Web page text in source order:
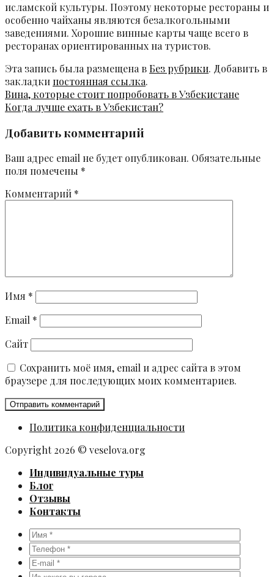
исламской культуры. Поэтому некоторые рестораны и
особенно чайханы являются безалкогольными
заведениями. Хорошие винные карты чаще всего в
ресторанах ориентированных на туристов.
Эта запись была размещена вБез рубрики. Добавить в
закладки постоянная ссылка.
Вина, которые стоит попробовать в Узбекистане
Когда лучше ехать в Узбекистан?
Добавить комментарий
Ваш адрес email не будет опубликован. Обязательные
поля помечены *
Комментарий *
Имя *
Email *
Сайт
Сохранить моё имя, email и адрес сайта в этом
браузере для последующих моих комментариев.
Политика конфиденциальности
Copyright 2026 © veselova.org
Индивидуальные туры
Блог
Отзывы
Контакты